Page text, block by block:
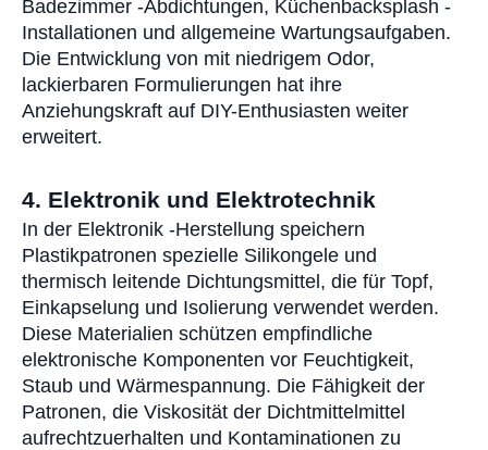
Badezimmer -Abdichtungen, Küchenbacksplash -
Installationen und allgemeine Wartungsaufgaben.
Die Entwicklung von mit niedrigem Odor,
lackierbaren Formulierungen hat ihre
Anziehungskraft auf DIY-Enthusiasten weiter
erweitert.
4. Elektronik und Elektrotechnik
In der Elektronik -Herstellung speichern
Plastikpatronen spezielle Silikongele und
thermisch leitende Dichtungsmittel, die für Topf,
Einkapselung und Isolierung verwendet werden.
Diese Materialien schützen empfindliche
elektronische Komponenten vor Feuchtigkeit,
Staub und Wärmespannung. Die Fähigkeit der
Patronen, die Viskosität der Dichtmittelmittel
aufrechtzuerhalten und Kontaminationen zu